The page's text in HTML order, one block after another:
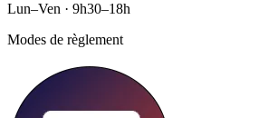
Lun–Ven · 9h30–18h
Modes de règlement